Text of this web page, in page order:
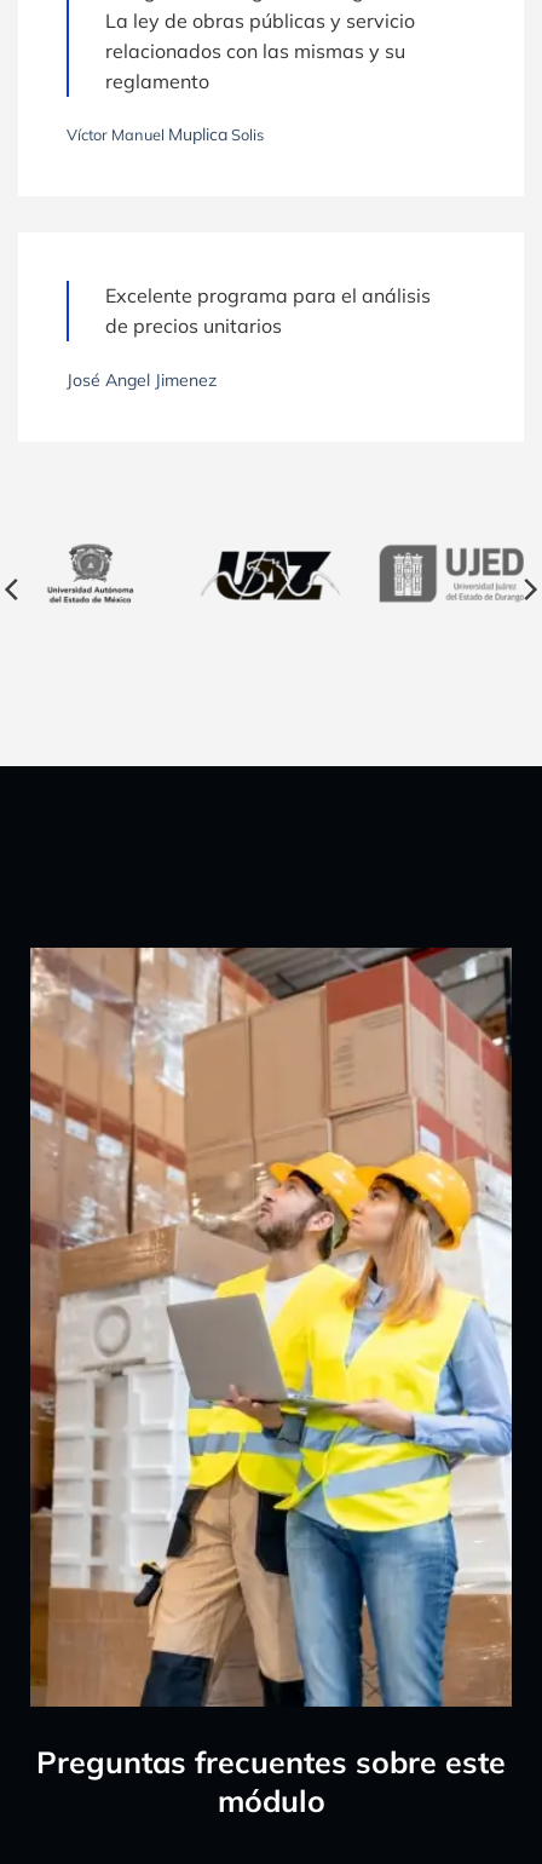
La ley de obras públicas y servicio
relacionados con las mismas y su
reglamento
Víctor Manuel MuplicaSolis
Excelente programa para el análisis
de precios unitarios
José Angel Jimenez
Preguntas frecuentes sobre este
módulo